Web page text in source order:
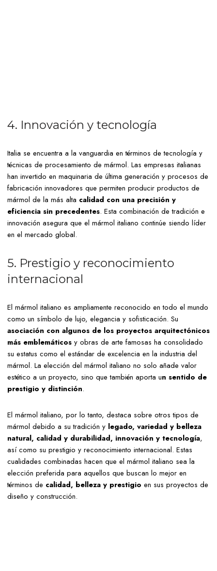
4. Innovación y tecnología
Italia se encuentra a la vanguardia en términos de tecnología y
técnicas de procesamiento de mármol. Las empresas italianas
han invertido en maquinaria de última generación y procesos de
fabricación innovadores que permiten producir productos de
mármol de la más alta calidad con una precisión y
eficiencia sin precedentes. Esta combinación de tradición e
innovación asegura que el mármol italiano continúe siendo líder
en el mercado global.
5. Prestigio y reconocimiento
internacional
El mármol italiano es ampliamente reconocido en todo el mundo
como un símbolo de lujo, elegancia y sofisticación. Su
asociación con algunos de los proyectos arquitectónicos
más emblemáticos y obras de arte famosas ha consolidado
su estatus como el estándar de excelencia en la industria del
mármol. La elección del mármol italiano no solo añade valor
estético a un proyecto, sino que también aporta un sentido de
prestigio y distinción.
El mármol italiano, por lo tanto, destaca sobre otros tipos de
mármol debido a su tradición y legado, variedad y belleza
natural, calidad y durabilidad, innovación y tecnología,
así como su prestigio y reconocimiento internacional. Estas
cualidades combinadas hacen que el mármol italiano sea la
elección preferida para aquellos que buscan lo mejor en
términos de calidad, belleza y prestigio en sus proyectos de
diseño y construcción.